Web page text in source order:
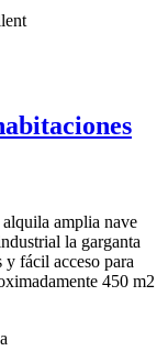
alquila amplia nave
la garganta
fácil acceso para
450 m2